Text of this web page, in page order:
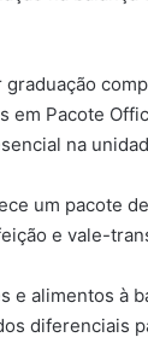
Pacote
na
um pacote
e vale-
e alimentos à
diferenciais